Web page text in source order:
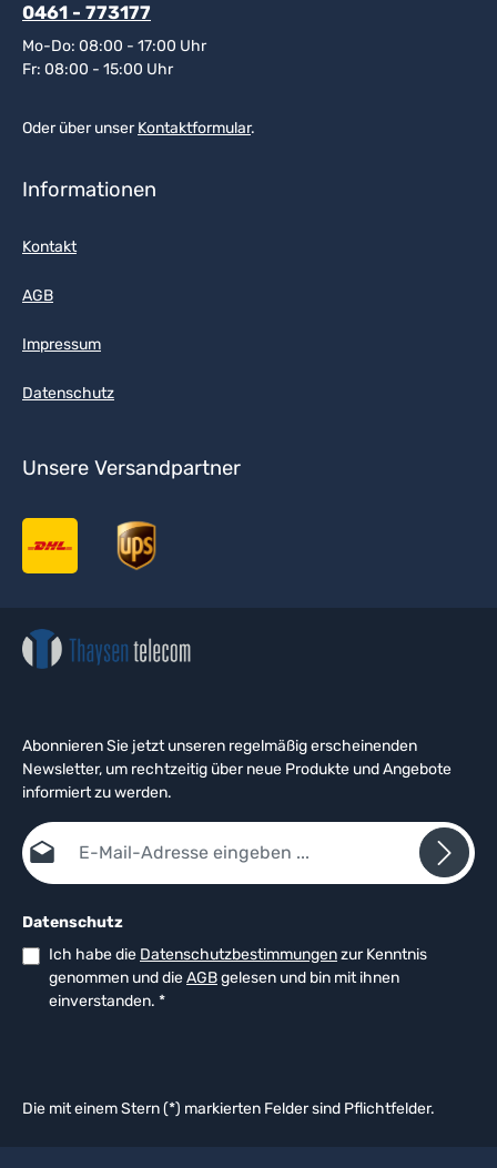
0461 - 773177
Mo-Do: 08:00 - 17:00 Uhr
Fr: 08:00 - 15:00 Uhr
Oder über unserKontaktformular.
Informationen
Kontakt
AGB
Impressum
Datenschutz
Unsere Versandpartner
Abonnieren Sie jetzt unseren regelmäßig erscheinenden
Newsletter, um rechtzeitig über neue Produkte und Angebote
informiert zu werden.
E-Mail-Adresse*
Datenschutz
Ich habe die Datenschutzbestimmungenzur Kenntnis
genommen und dieAGBgelesen und bin mit ihnen
einverstanden. *
Die mit einem Stern (*) markierten Felder sind Pflichtfelder.